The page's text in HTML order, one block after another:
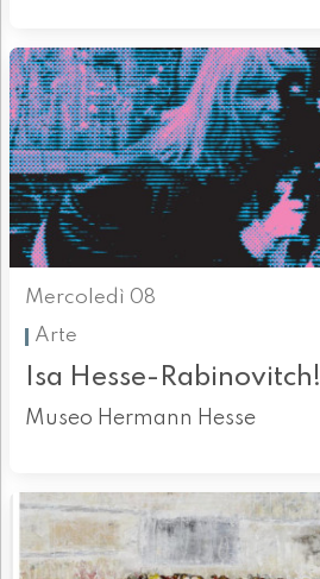
Mercoledì 08
Arte
Isa Hesse-Rabinovitch!
Museo Hermann Hesse